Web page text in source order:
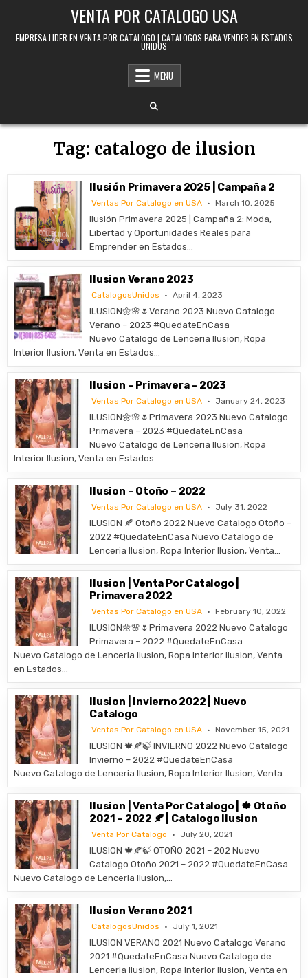
VENTA POR CATALOGO USA
EMPRESA LIDER EN VENTA POR CATALOGO | CATALOGOS PARA VENDER EN ESTADOS
UNIDOS
MENU
Tag: catalogo de ilusion
Ilusión Primavera 2025 | Campaña 2
Ventas Por Catalogo en USA March 10, 2025
Ilusión Primavera 2025 | Campaña 2: Moda,
Libertad y Oportunidades Reales para
Emprender en Estados…
Ilusion Verano 2023
CatalogosUnidos April 4, 2023
ILUSION🌼🌸🌷Verano 2023 Nuevo Catalogo
Verano – 2023 #QuedateEnCasa
Nuevo Catalogo de Lenceria Ilusion, Ropa
Interior Ilusion, Venta en Estados…
Ilusion – Primavera – 2023
Ventas Por Catalogo en USA January 24, 2023
ILUSION🌼🌸🌷Primavera 2023 Nuevo Catalogo
Primavera – 2023 #QuedateEnCasa
Nuevo Catalogo de Lenceria Ilusion, Ropa
Interior Ilusion, Venta en Estados…
Ilusion – Otoño – 2022
Ventas Por Catalogo en USA July 31, 2022
ILUSION 🍂 Otoño 2022 Nuevo Catalogo Otoño –
2022 #QuedateEnCasa Nuevo Catalogo de
Lenceria Ilusion, Ropa Interior Ilusion, Venta…
Ilusion | Venta Por Catalogo |
Primavera 2022
Ventas Por Catalogo en USA February 10, 2022
ILUSION🌼🌸🌷Primavera 2022 Nuevo Catalogo
Primavera – 2022 #QuedateEnCasa
Nuevo Catalogo de Lenceria Ilusion, Ropa Interior Ilusion, Venta
en Estados…
Ilusion | Invierno 2022 | Nuevo
Catalogo
Ventas Por Catalogo en USA November 15, 2021
ILUSION 🍁🍂🍃 INVIERNO 2022 Nuevo Catalogo
Invierno – 2022 #QuedateEnCasa
Nuevo Catalogo de Lenceria Ilusion, Ropa Interior Ilusion, Venta…
Ilusion | Venta Por Catalogo | 🍁 Otoño
2021 – 2022 🍂 | Catalogo Ilusion
Venta Por Catalogo July 20, 2021
ILUSION 🍁🍂🍃 OTOÑO 2021 – 202 Nuevo
Catalogo Otoño 2021 – 2022 #QuedateEnCasa
Nuevo Catalogo de Lenceria Ilusion,…
Ilusion Verano 2021
CatalogosUnidos July 1, 2021
ILUSION VERANO 2021 Nuevo Catalogo Verano
2021 #QuedateEnCasa Nuevo Catalogo de
Lenceria Ilusion, Ropa Interior Ilusion, Venta en